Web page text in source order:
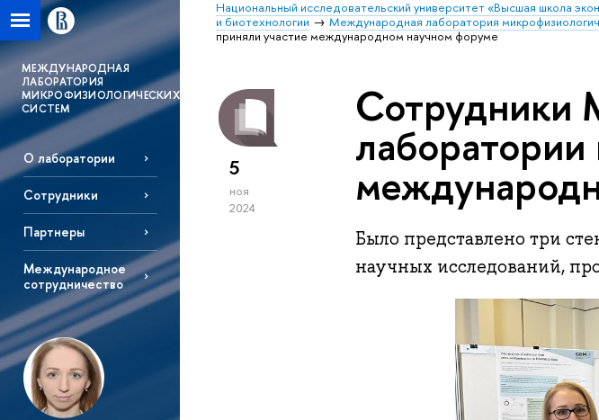
Национальный исследовательский университет «Высшая школа
и биотехнологии
Международная лаборатория
приняли участие международном научном форуме
MЕЖДУНАРОДНАЯ
ЛАБОРАТОРИЯ
МИКРОФИЗИОЛОГИЧЕСКИХ
СИСТЕМ
О лаборатории
Сотрудники
Партнеры
Международное
сотрудничество
5
ноя
2024
Сотрудники
лаборатории
Было представлено три
научных исследований,